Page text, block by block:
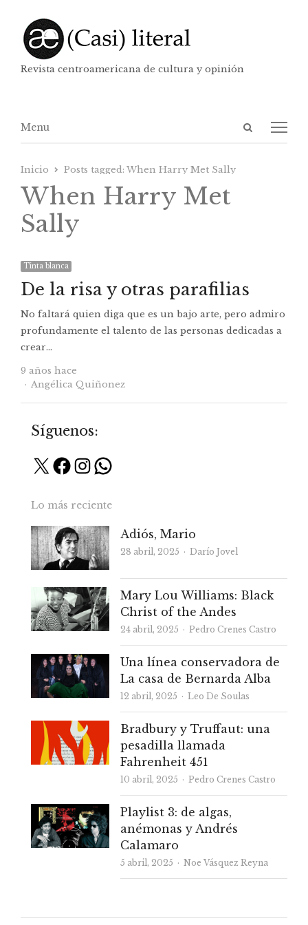
Revista centroamericana de cultura y opinión
Abrir
Menú
Menu
Inicio Posts tagged: When Harry Met Sally
When Harry Met
Sally
Tinta blanca
De la risa y otras parafilias
No faltará quien diga que es un bajo arte, pero admiro
profundamente el talento de las personas dedicadas a
crear…
9 años hace
Autor
Angélica Quiñonez
Síguenos:
X Facebook
Instagram
WhatsApp
Lo más reciente
Adiós, Mario
28 abril, 2025 Autor
Darío Jovel
Mary Lou Williams: Black
Christ of the Andes
24 abril, 2025 Autor
Pedro Crenes Castro
Una línea conservadora de
La casa de Bernarda Alba
12 abril, 2025 Autor
Leo De Soulas
Bradbury y Truffaut: una
pesadilla llamada
Fahrenheit 451
10 abril, 2025 Autor
Pedro Crenes Castro
Playlist 3: de algas,
anémonas y Andrés
Calamaro
5 abril, 2025 Autor
Noe Vásquez Reyna